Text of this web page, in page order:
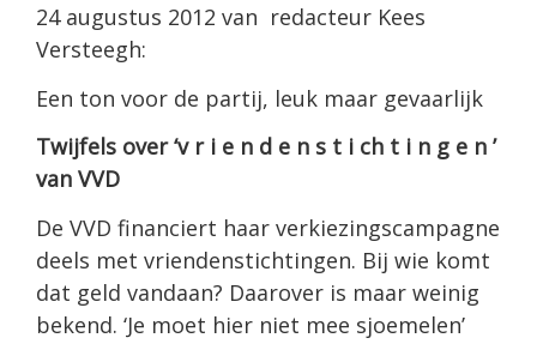
24 augustus 2012 van redacteur Kees
Versteegh:
Een ton voor de partij, leuk maar gevaarlijk
Twijfels over ‘v r i e n d e n s t i ch t i n g e n ’
van VVD
De VVD financiert haar verkiezingscampagne
deels met vriendenstichtingen. Bij wie komt
dat geld vandaan? Daarover is maar weinig
bekend. ‘Je moet hier niet mee sjoemelen’